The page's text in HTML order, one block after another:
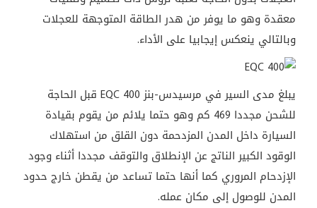
معقدة وهو ما يوفر من هدر الطاقة المتوجهة للعجلات
وبالتالي ينعكس إيجابيا على الأداء.
يبلغ مدى السير في مرسيدس-بنز EQC 400 قبل الحاجة
للشحن مجددا 469 كم وهو حتما يلائم من يقوم بقيادة
السيارة داخل المدن المزدحمة دون القلق من استهلاك
الوقود الكبير الناتج عن الإنطلاق والتوقف مجددا أثناء وجود
الإزدحام المروري كما أنها حتما تساعد من يقطن خارج حدود
المدن للوصول إلى مكان عمله.